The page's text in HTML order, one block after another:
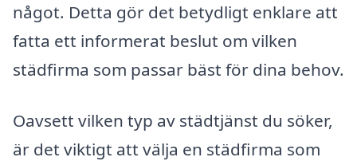
något. Detta gör det betydligt enklare att
fatta ett informerat beslut om vilken
städfirma som passar bäst för dina behov.
Oavsett vilken typ av städtjänst du söker,
är det viktigt att välja en städfirma som